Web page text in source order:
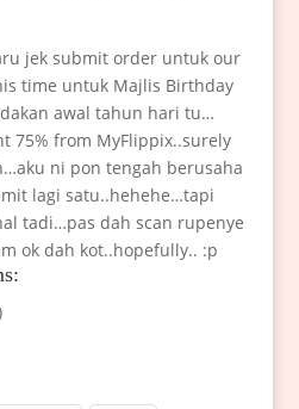
jek submit order untuk our
time untuk Majlis Birthday
awal tahun hari tu…
75% from MyFlippix..surely
ni pon tengah berusaha
lagi satu..hehehe…tapi
tadi…pas dah scan rupenye
ok dah kot..hopefully.. :p